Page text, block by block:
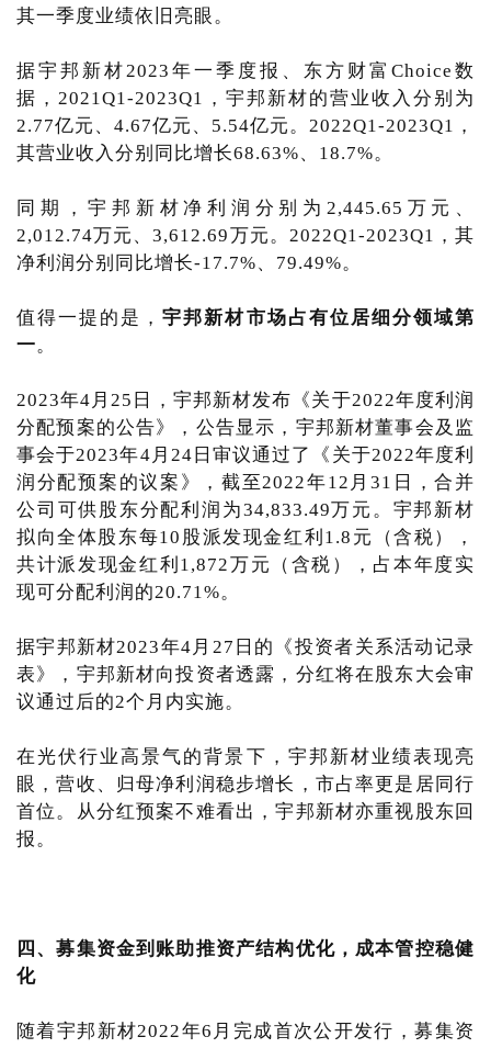
其一季度业绩依旧亮眼。
据宇邦新材2023年一季度报、东方财富Choice数
据，2021Q1-2023Q1，宇邦新材的营业收入分别为
2.77亿元、4.67亿元、5.54亿元。2022Q1-2023Q1，
其营业收入分别同比增长68.63%、18.7%。
同期，宇邦新材净利润分别为2,445.65万元、
2,012.74万元、3,612.69万元。2022Q1-2023Q1，其
净利润分别同比增长-17.7%、79.49%。
值得一提的是，宇邦新材市场占有位居细分领域第
一。
2023年4月25日，宇邦新材发布《关于2022年度利润
分配预案的公告》，公告显示，宇邦新材董事会及监
事会于2023年4月24日审议通过了《关于2022年度利
润分配预案的议案》，截至2022年12月31日，合并
公司可供股东分配利润为34,833.49万元。宇邦新材
拟向全体股东每10股派发现金红利1.8元（含税），
共计派发现金红利1,872万元（含税），占本年度实
现可分配利润的20.71%。
据宇邦新材2023年4月27日的《投资者关系活动记录
表》，宇邦新材向投资者透露，分红将在股东大会审
议通过后的2个月内实施。
在光伏行业高景气的背景下，宇邦新材业绩表现亮
眼，营收、归母净利润稳步增长，市占率更是居同行
首位。从分红预案不难看出，宇邦新材亦重视股东回
报。
四、募集资金到账助推资产结构优化，成本管控稳健
化
随着宇邦新材2022年6月完成首次公开发行，募集资